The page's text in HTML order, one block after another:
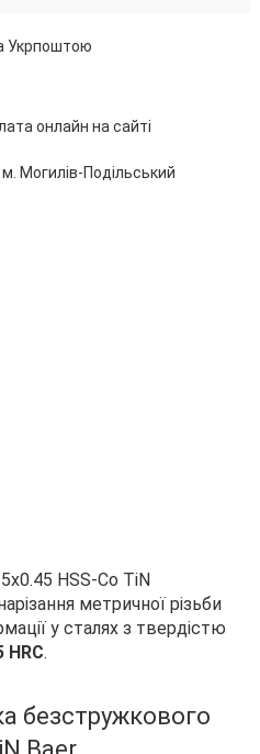
Укрпоштою
онлайн на сайті
Могилів-Подільський
HSS-Co TiN
метричної різьби
у сталях з твердістю
HRC.
безстружкового